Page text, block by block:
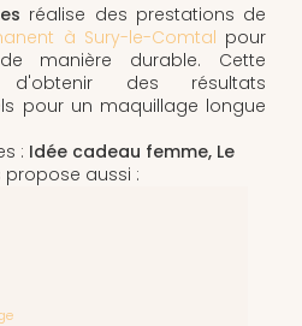
réalise des prestations de
à Sury-le-Comtal pour
manière durable. Cette
d'obtenir des résultats
pour un maquillage longue
: Idée cadeau femme, Le
propose aussi :